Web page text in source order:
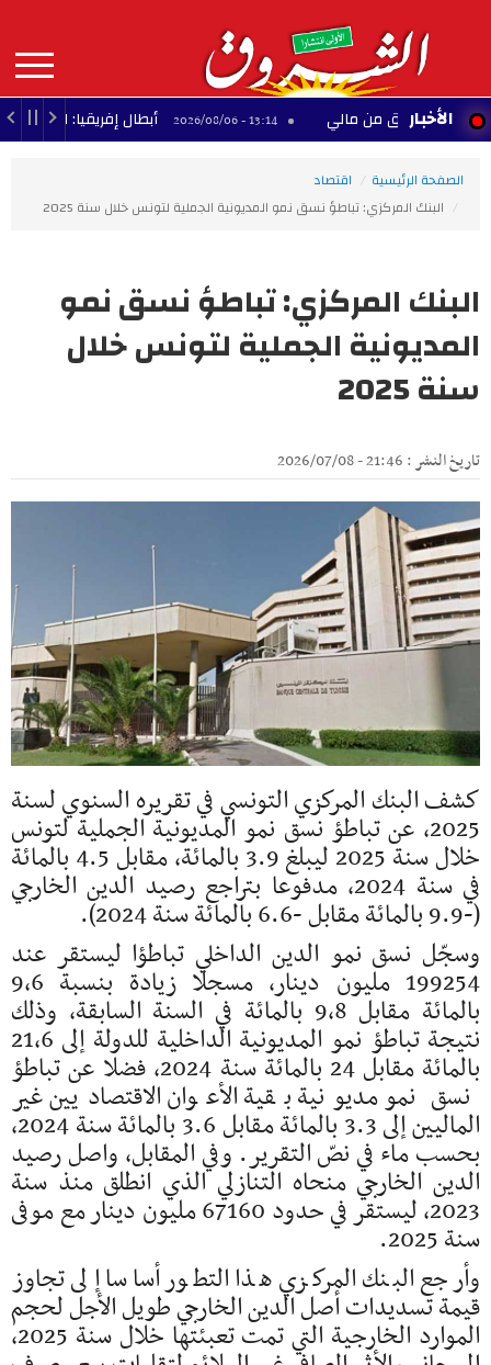
contenu
principal
MAIN
NAVIGATION الأخبار
تنطلق من مالي 13:14 - 2026/08/06 أبطال إفريقيا: القرعة تضع الترجي
الصفحة الرئيسية
اقتصاد
البنك المركزي: تباطؤ نسق نمو المديونية الجملية لتونس خلال سنة 2025
البنك المركزي: تباطؤ نسق نمو
المديونية الجملية لتونس خلال
سنة 2025
تاريخ النشر : 21:46 - 2026/07/08
كشف البنك المركزي التونسي في تقريره السنوي لسنة
2025، عن تباطؤ نسق نمو المديونية الجملية لتونس
خلال سنة 2025 ليبلغ 3.9 بالمائة، مقابل 4.5 بالمائة
في سنة 2024، مدفوعا بتراجع رصيد الدين الخارجي
(-9.9 بالمائة مقابل -6.6 بالمائة سنة 2024).
وسجّل نسق نمو الدين الداخلي تباطؤا ليستقر عند
199254 مليون دينار، مسجلا زيادة بنسبة 9,6
بالمائة مقابل 9,8 بالمائة في السنة السابقة، وذلك
نتيجة تباطؤ نمو المديونية الداخلية للدولة إلى 21,6
بالمائة مقابل 24 بالمائة سنة 2024، فضلا عن تباطؤ
نسق نمو مديونية بقية الأعوان الاقتصاديين غير
الماليين إلى 3.3 بالمائة مقابل 3.6 بالمائة سنة 2024،
بحسب ماء في نصّ التقرير. وفي المقابل، واصل رصيد
الدين الخارجي منحاه التنازلي الذي انطلق منذ سنة
2023، ليستقر في حدود 67160 مليون دينار مع موفى
سنة 2025.
وأرجع البنك المركزي هذا التطور أساسا إلى تجاوز
قيمة تسديدات أصل الدين الخارجي طويل الأجل لحجم
الموارد الخارجية التي تمت تعبئتها خلال سنة 2025،